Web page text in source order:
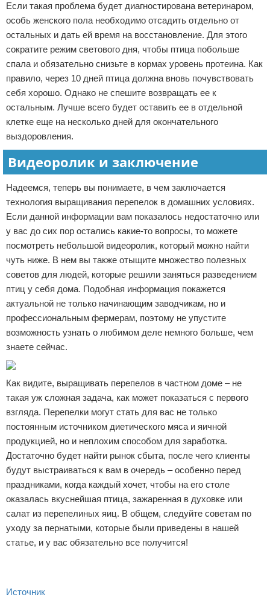
Если такая проблема будет диагностирована ветеринаром,
особь женского пола необходимо отсадить отдельно от
остальных и дать ей время на восстановление. Для этого
сократите режим светового дня, чтобы птица побольше
спала и обязательно снизьте в кормах уровень протеина. Как
правило, через 10 дней птица должна вновь почувствовать
себя хорошо. Однако не спешите возвращать ее к
остальным. Лучше всего будет оставить ее в отдельной
клетке еще на несколько дней для окончательного
выздоровления.
Видеоролик и заключение
Надеемся, теперь вы понимаете, в чем заключается
технология выращивания перепелок в домашних условиях.
Если данной информации вам показалось недостаточно или
у вас до сих пор остались какие-то вопросы, то можете
посмотреть небольшой видеоролик, который можно найти
чуть ниже. В нем вы также отыщите множество полезных
советов для людей, которые решили заняться разведением
птиц у себя дома. Подобная информация покажется
актуальной не только начинающим заводчикам, но и
профессиональным фермерам, поэтому не упустите
возможность узнать о любимом деле немного больше, чем
знаете сейчас.
Как видите, выращивать перепелов в частном доме – не
такая уж сложная задача, как может показаться с первого
взгляда. Перепелки могут стать для вас не только
постоянным источником диетического мяса и яичной
продукцией, но и неплохим способом для заработка.
Достаточно будет найти рынок сбыта, после чего клиенты
будут выстраиваться к вам в очередь – особенно перед
праздниками, когда каждый хочет, чтобы на его столе
оказалась вкуснейшая птица, зажаренная в духовке или
салат из перепелиных яиц. В общем, следуйте советам по
уходу за пернатыми, которые были приведены в нашей
статье, и у вас обязательно все получится!
Источник